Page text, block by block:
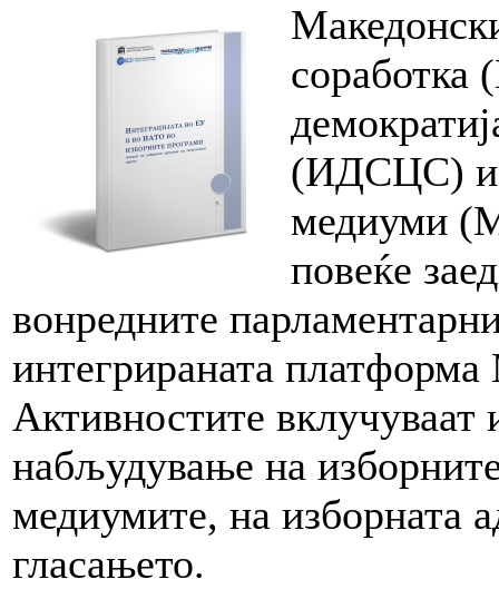
(ИДСЦС) и
медиуми
повеќе
вонредните
интегрираната
Активностите
набљудување на
медиумите, на изборната
гласањето.